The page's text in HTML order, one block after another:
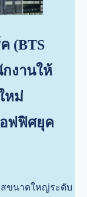
(BTS
กงานให้
หม่
ฟฟิศยุค
สขนาดใหญ่ระดับ